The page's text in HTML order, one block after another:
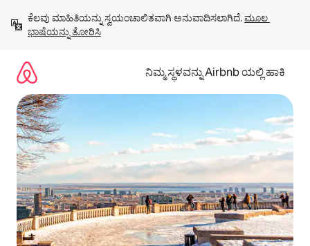
ಹೋಗಿ
ಕೆಲವು ಮಾಹಿತಿಯನ್ನು ಸ್ವಯಂಚಾಲಿತವಾಗಿ ಅನುವಾದಿಸಲಾಗಿದೆ. ಮೂಲ
ಭಾಷೆಯನ್ನು ತೋರಿಸಿ
ನಿಮ್ಮ ಸ್ಥಳವನ್ನು Airbnb ಯಲ್ಲಿ ಹಾಕಿ